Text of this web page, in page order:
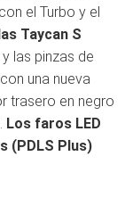
el Turbo y el
Taycan S
y las pinzas de
una nueva
trasero en negro
Los faros LED
(PDLS Plus)